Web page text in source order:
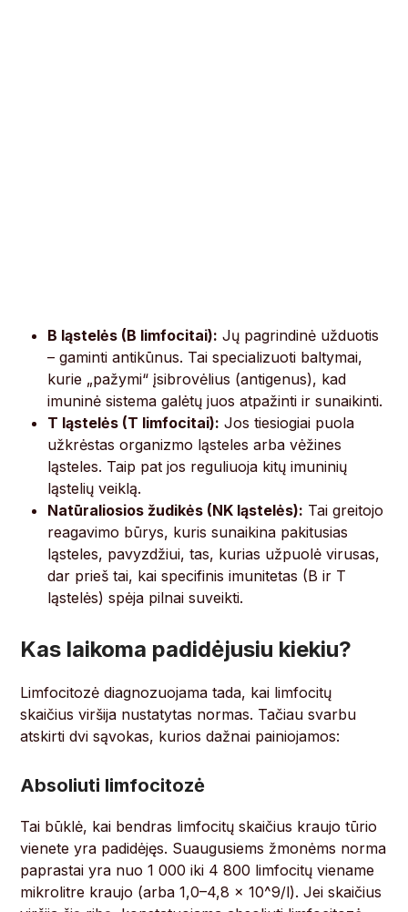
B ląstelės (B limfocitai): Jų pagrindinė užduotis
– gaminti antikūnus. Tai specializuoti baltymai,
kurie „pažymi“ įsibrovėlius (antigenus), kad
imuninė sistema galėtų juos atpažinti ir sunaikinti.
T ląstelės (T limfocitai): Jos tiesiogiai puola
užkrėstas organizmo ląsteles arba vėžines
ląsteles. Taip pat jos reguliuoja kitų imuninių
ląstelių veiklą.
Natūraliosios žudikės (NK ląstelės): Tai greitojo
reagavimo būrys, kuris sunaikina pakitusias
ląsteles, pavyzdžiui, tas, kurias užpuolė virusas,
dar prieš tai, kai specifinis imunitetas (B ir T
ląstelės) spėja pilnai suveikti.
Kas laikoma padidėjusiu kiekiu?
Limfocitozė diagnozuojama tada, kai limfocitų
skaičius viršija nustatytas normas. Tačiau svarbu
atskirti dvi sąvokas, kurios dažnai painiojamos:
Absoliuti limfocitozė
Tai būklė, kai bendras limfocitų skaičius kraujo tūrio
vienete yra padidėjęs. Suaugusiems žmonėms norma
paprastai yra nuo 1 000 iki 4 800 limfocitų viename
mikrolitre kraujo (arba 1,0–4,8 x 10^9/l). Jei skaičius